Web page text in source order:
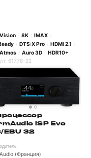
8K IMAX
DTS:X Pro HDMI 2.1
Auro 3D
HDR10+
61778-22
ISP Evo
EBU 32
(Франция)